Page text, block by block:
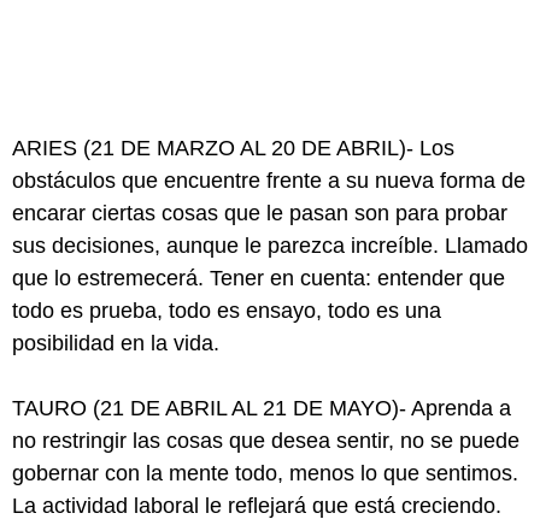
ARIES (21 DE MARZO AL 20 DE ABRIL)- Los
obstáculos que encuentre frente a su nueva forma de
encarar ciertas cosas que le pasan son para probar
sus decisiones, aunque le parezca increíble. Llamado
que lo estremecerá. Tener en cuenta: entender que
todo es prueba, todo es ensayo, todo es una
posibilidad en la vida.
TAURO (21 DE ABRIL AL 21 DE MAYO)- Aprenda a
no restringir las cosas que desea sentir, no se puede
gobernar con la mente todo, menos lo que sentimos.
La actividad laboral le reflejará que está creciendo.